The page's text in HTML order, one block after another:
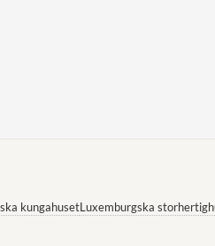
kungahusetLuxemburgska